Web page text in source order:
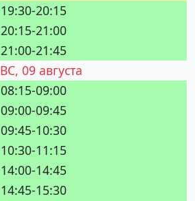
19:30-20:15
20:15-21:00
21:00-21:45
ВС, 09 августа
08:15-09:00
09:00-09:45
09:45-10:30
10:30-11:15
14:00-14:45
14:45-15:30